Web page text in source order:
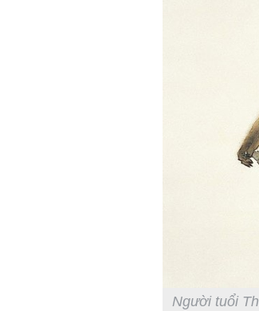
Người tuổi